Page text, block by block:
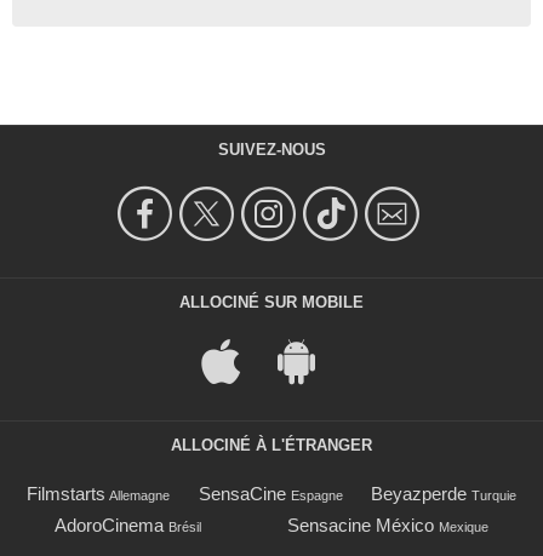
SUIVEZ-NOUS
ALLOCINÉ SUR MOBILE
ALLOCINÉ À L'ÉTRANGER
Filmstarts Allemagne SensaCine Espagne Beyazperde Turquie
AdoroCinema Brésil Sensacine México Mexique